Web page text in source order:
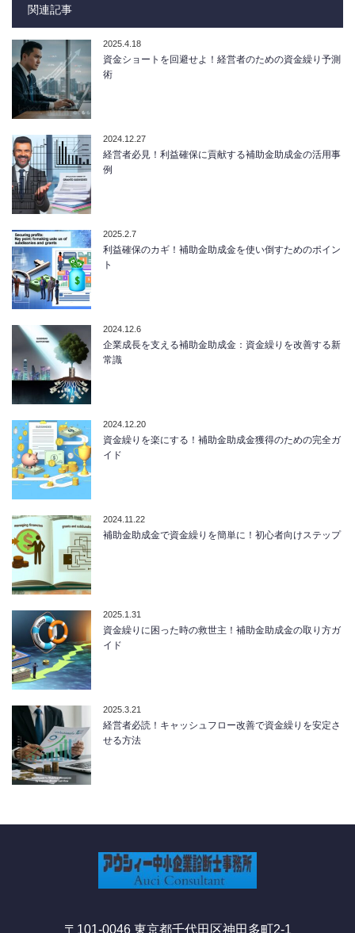
関連記事
2025.4.18
資金ショートを回避せよ！経営者のための資金繰り予測
術
2024.12.27
経営者必見！利益確保に貢献する補助金助成金の活用事
例
2025.2.7
利益確保のカギ！補助金助成金を使い倒すためのポイン
ト
2024.12.6
企業成長を支える補助金助成金：資金繰りを改善する新
常識
2024.12.20
資金繰りを楽にする！補助金助成金獲得のための完全ガ
イド
2024.11.22
補助金助成金で資金繰りを簡単に！初心者向けステップ
2025.1.31
資金繰りに困った時の救世主！補助金助成金の取り方ガ
イド
2025.3.21
経営者必読！キャッシュフロー改善で資金繰りを安定さ
せる方法
〒101-0046 東京都千代田区神田多町2-1